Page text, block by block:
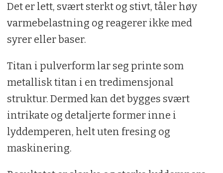
Det er lett, svært sterkt og stivt, tåler høy
varmebelastning og reagerer ikke med
syrer eller baser.
Titan i pulverform lar seg printe som
metallisk titan i en tredimensjonal
struktur. Dermed kan det bygges svært
intrikate og detaljerte former inne i
lyddemperen, helt uten fresing og
maskinering.